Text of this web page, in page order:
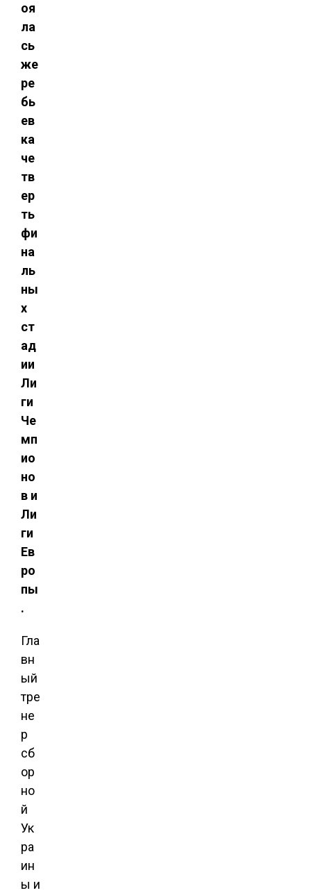
оя
ла
сь
же
ре
бь
ев
ка
че
тв
ер
ть
фи
на
ль
ны
х
ст
ад
ии
Ли
ги
Че
мп
ио
но
в и
Ли
ги
Ев
ро
пы
.
Гла
вн
ый
тре
не
р
сб
ор
но
й
Ук
ра
ин
ы и